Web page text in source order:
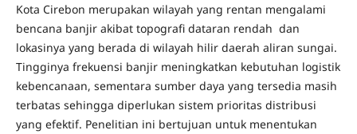
Kota Cirebon merupakan wilayah yang rentan mengalami
bencana banjir akibat topografi dataran rendah dan
lokasinya yang berada di wilayah hilir daerah aliran sungai.
Tingginya frekuensi banjir meningkatkan kebutuhan logistik
kebencanaan, sementara sumber daya yang tersedia masih
terbatas sehingga diperlukan sistem prioritas distribusi
yang efektif. Penelitian ini bertujuan untuk menentukan